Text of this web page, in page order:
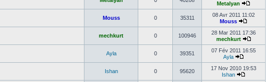
Metalyan
Mouss 0 35311
08 Avr 2011 11:02
Mouss
mechkurt 0 100946
28 Mar 2011 17:36
mechkurt
Ayla 0 39351
07 Fév 2011 16:55
Ayla
Ishan 0 95620
17 Nov 2010 19:53
Ishan